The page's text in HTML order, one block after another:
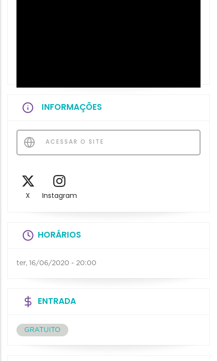
INFORMAÇÕES
ACESSAR O SITE
X Instagram
HORÁRIOS
ter, 16/06/2020 - 20:00
ENTRADA
GRATUITO